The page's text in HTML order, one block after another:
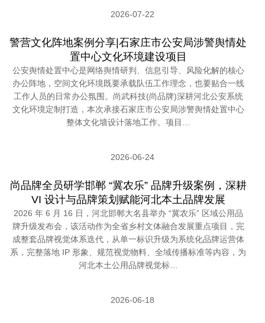
2026-07-22
警营文化阵地案例分享|石家庄市公安局涉警舆情处
置中心文化环境建设项目
公安舆情处置中心是网络舆情研判、信息引导、风险化解的核心
办公阵地，空间文化环境既要承载队伍工作理念，也要贴合一线
工作人员的日常办公氛围。尚武科技(尚品牌)深耕河北公安系统
文化环境定制打造，本次承接石家庄市公安局涉警舆情处置中心
整体文化墙设计落地工作。项目…
2026-06-24
尚品牌全员研学邯郸 “冀农乐” 品牌升级案例，深耕
VI 设计与品牌策划赋能河北本土品牌发展
2026 年 6 月 16 日，河北邯郸大名县举办 “冀农乐” 区域公用品
牌升级发布会，该活动作为全省乡村文体融合发展重点项目，完
成整套品牌视觉体系迭代，从单一标识升级为系统化品牌运营体
系，完整落地 IP 形象、规范视觉物料、全域传播标准等内容，为
河北本土公用品牌视觉标…
2026-06-18